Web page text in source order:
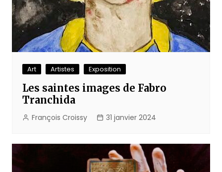
Art Artistes Exposition
Les saintes images de Fabro
Tranchida
François Croissy 31 janvier 2024